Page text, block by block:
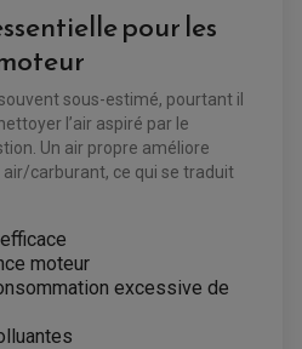
FREINAGE
pour les
sous-estimé, pourtant il
l’air aspiré par le
Un air propre améliore
carburant, ce qui se traduit
moteur
excessive de